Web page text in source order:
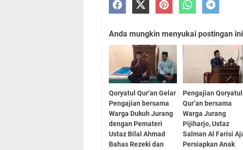
Anda mungkin menyukai postingan
Qoryatul Qur’an Gelar
Pengajian bersama
Warga Dukuh Jurang
dengan Pemateri
Ustaz Bilal Ahmad
Bahas Rezeki dan
Pengajian Qoryatul
Qur’an bersama
Warga Jurang
Pijiharjo, Ustaz
Salman Al Farisi
Persiapkan Anak